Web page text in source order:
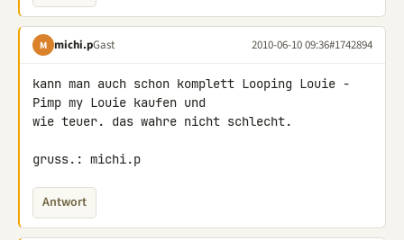
M michi.pGast 2010-06-10 09:36#1742894
kann man auch schon komplett Looping Louie -
Pimp my Louie kaufen und
wie teuer. das wahre nicht schlecht.
gruss.: michi.p
Antwort